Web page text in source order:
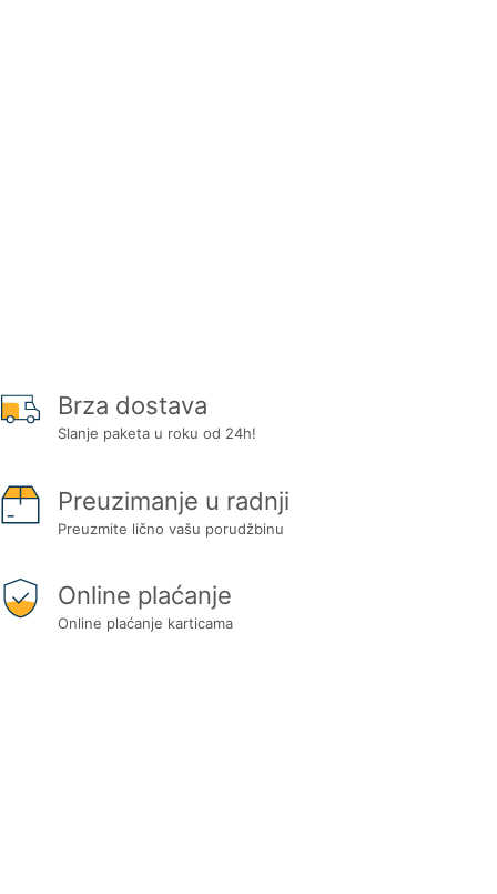
Brza dostava
Slanje paketa u roku od 24h!
Preuzimanje u radnji
Preuzmite lično vašu porudžbinu
Online plaćanje
Online plaćanje karticama